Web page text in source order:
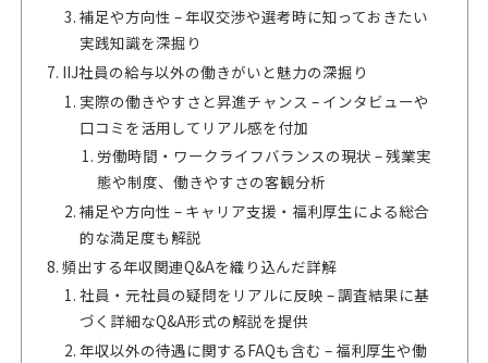
補足や方向性 – 年収交渉や選考時に知っておきたい
実践知識を深掘り
IIJ社員の給与以外の働きがいと魅力の深掘り
実際の働きやすさと昇進チャンス – インタビューや
口コミを活用してリアル感を付加
労働時間・ワークライフバランスの現状 – 残業実
態や制度、働きやすさの客観分析
補足や方向性 – キャリア支援・福利厚生による総合
的な満足度も解説
頻出する年収関連Q&Aを織り込んだ詳解
社員・元社員の疑問をリアルに反映 – 調査結果に基
づく詳細なQ&A形式の解説を提供
年収以外の待遇に関するFAQも含む – 福利厚生や働